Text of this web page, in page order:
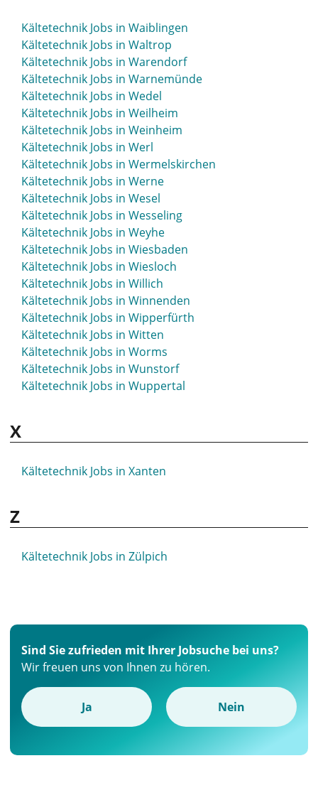
Kältetechnik Jobs in Waiblingen
Kältetechnik Jobs in Waltrop
Kältetechnik Jobs in Warendorf
Kältetechnik Jobs in Warnemünde
Kältetechnik Jobs in Wedel
Kältetechnik Jobs in Weilheim
Kältetechnik Jobs in Weinheim
Kältetechnik Jobs in Werl
Kältetechnik Jobs in Wermelskirchen
Kältetechnik Jobs in Werne
Kältetechnik Jobs in Wesel
Kältetechnik Jobs in Wesseling
Kältetechnik Jobs in Weyhe
Kältetechnik Jobs in Wiesbaden
Kältetechnik Jobs in Wiesloch
Kältetechnik Jobs in Willich
Kältetechnik Jobs in Winnenden
Kältetechnik Jobs in Wipperfürth
Kältetechnik Jobs in Witten
Kältetechnik Jobs in Worms
Kältetechnik Jobs in Wunstorf
Kältetechnik Jobs in Wuppertal
X
Kältetechnik Jobs in Xanten
Z
Kältetechnik Jobs in Zülpich
Sind Sie zufrieden mit Ihrer Jobsuche bei uns?
Wir freuen uns von Ihnen zu hören.
Ja Nein